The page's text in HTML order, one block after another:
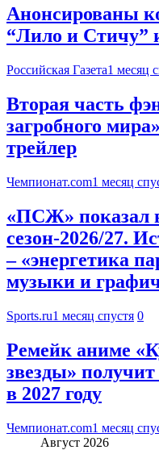
Анонсированы
“Лило и Стичу”
Российская Газета1 месяц
Вторая часть
загробного
трейлер
Чемпионат.com1 месяц
«ПСЖ» показал
сезон-2026/27.
– «энергетика
музыки и
Sports.ru1 месяц спустя 0
Ремейк аниме
звезды»
в 2027 году
Чемпионат.com1 месяц
Август 2026